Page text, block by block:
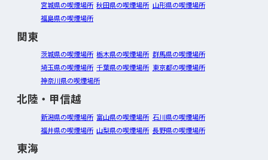
宮城県の喫煙場所 秋田県の喫煙場所 山形県の喫煙場所
福島県の喫煙場所
関東
茨城県の喫煙場所 栃木県の喫煙場所 群馬県の喫煙場所
埼玉県の喫煙場所 千葉県の喫煙場所 東京都の喫煙場所
神奈川県の喫煙場所
北陸・甲信越
新潟県の喫煙場所 富山県の喫煙場所 石川県の喫煙場所
福井県の喫煙場所 山梨県の喫煙場所 長野県の喫煙場所
東海